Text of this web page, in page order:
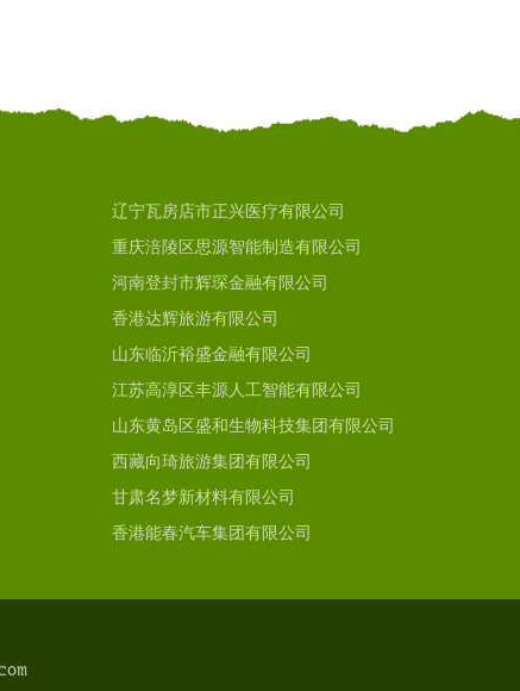
辽宁瓦房店市正兴医疗有限公司
重庆涪陵区思源智能制造有限公司
河南登封市辉琛金融有限公司
香港达辉旅游有限公司
山东临沂裕盛金融有限公司
江苏高淳区丰源人工智能有限公司
山东黄岛区盛和生物科技集团有限公司
西藏向琦旅游集团有限公司
甘肃名梦新材料有限公司
香港能春汽车集团有限公司